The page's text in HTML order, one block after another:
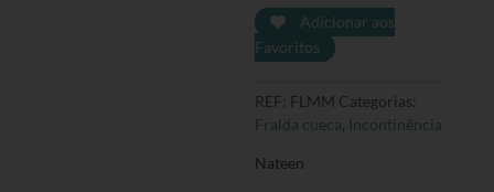
Flexi
Maxi
M,
unidades
Adicionar aos
Favoritos
REF: FLMM Categorias:
Fralda cueca, Incontinência
Nateen